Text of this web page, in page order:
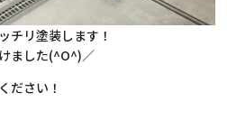
チリ塗装します！
ました(^O^)／
ださい！